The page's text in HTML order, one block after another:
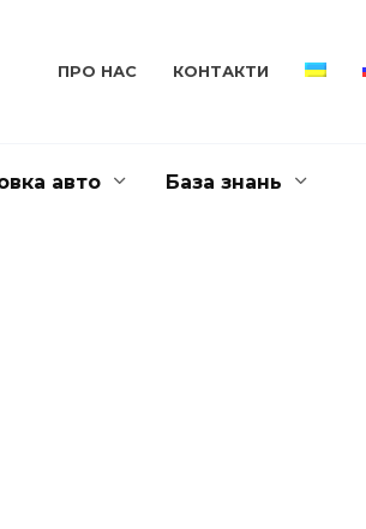
ПРО НАС КОНТАКТИ
авто База знань